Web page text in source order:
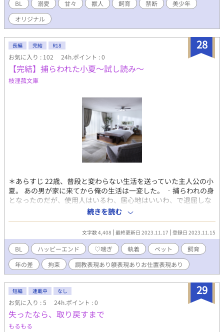
は動物…そして動物の地位は人間
BL 溺愛 甘々 獣人 飼育 禁断
美少年
オリジナル
28
長編 完結 R18
お気に入り : 102 24h.ポイント : 0
【完結】捕らわれた小夏～試し読み～
枝浬菰文庫
＊あらすじ 22歳、普段と変わらない生活を送っていた主人公の小
夏。 あの男が家に来てから俺の生活は一変した。 ‐捕らわれの身
となったのだが、使用人はいるわ、居心地はいいわ、で退屈しな
い日々を送っていた。 だが、小夏にはある重大な任務があった、
それは性接○を行えというものだった。 知らない男と体を重ね、
嫌なのに体が反応してしまい毎度「イクっ//」と声が屋敷に響く
なんとも恥ずかしい状況が続いている。 だが、主と呼ばれている
男 錦の命で小夏を捕え【ペット】と名付けられた。 この名前は捕
らえられた者がそのような名前となる。 様子を見に来た錦は小夏
を……。 続きは本編にて。 -------------*-----------------------*---------
--------------------*--------------------*---------- ★作品を書こうと思っ
たきっかけ 組織的な話を書いてみたいなって思い、監禁系？ ペ
ット系？ 性接○……などと考えこの作品にいたりました。 ・好
きだ、続きが気になると思ったら【お気に入り】一票お願いしま
す。 ※過激なシーンあり ※管理人の好きが詰まってます。 続きは
DLsiteにて頒布しています！
続きを読む
文字数 4,408 最終更新日 2023.11.17 登録日 2023.11.15
BL ハッピーエンド ♡喘ぎ 執着 ペット
飼育
年の差
拘束 調教表現あり躾表現ありお仕置表現あり
29
短編 連載中 なし
お気に入り : 5 24h.ポイント : 0
失ったなら、取り戻すまで
もるもる